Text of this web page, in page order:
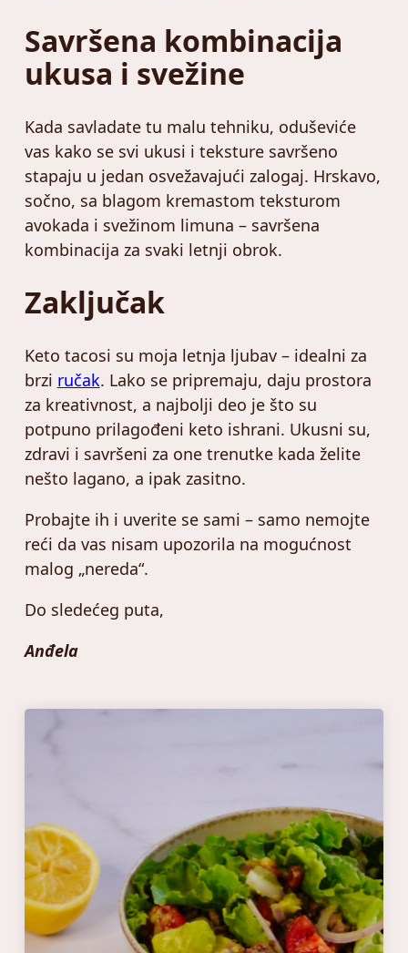
Savršena kombinacija
ukusa i svežine
Kada savladate tu malu tehniku, oduševiće
vas kako se svi ukusi i teksture savršeno
stapaju u jedan osvežavajući zalogaj. Hrskavo,
sočno, sa blagom kremastom teksturom
avokada i svežinom limuna – savršena
kombinacija za svaki letnji obrok.
Zaključak
Keto tacosi su moja letnja ljubav – idealni za
brzi ručak. Lako se pripremaju, daju prostora
za kreativnost, a najbolji deo je što su
potpuno prilagođeni keto ishrani. Ukusni su,
zdravi i savršeni za one trenutke kada želite
nešto lagano, a ipak zasitno.
Probajte ih i uverite se sami – samo nemojte
reći da vas nisam upozorila na mogućnost
malog „nereda“.
Do sledećeg puta,
Anđela